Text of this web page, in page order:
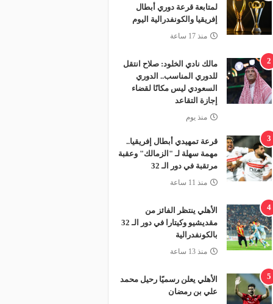
لمتابعة قرعة دوري أبطال
إفريقيا والكونفدرالية اليوم
منذ 17 ساعة
2
مالك نادي الخلود: صلاح انتقل
للدوري المناسب.. الدوري
السعودي ليس مكانًا لقضاء
إجازة التقاعد
منذ يوم
3
قرعة تمهيدي أبطال إفريقيا..
مهمة سهلة لـ "الزمالك" وعقبة
مرتقبة في دور الـ 32
منذ 11 ساعة
4
الأهلي ينتظر الفائز من
مقديشيو وكيتارا في دور الـ 32
بالكونفدرالية
منذ 13 ساعة
5
الأهلي يعلن رسميًا رحيل محمد
علي بن رمضان